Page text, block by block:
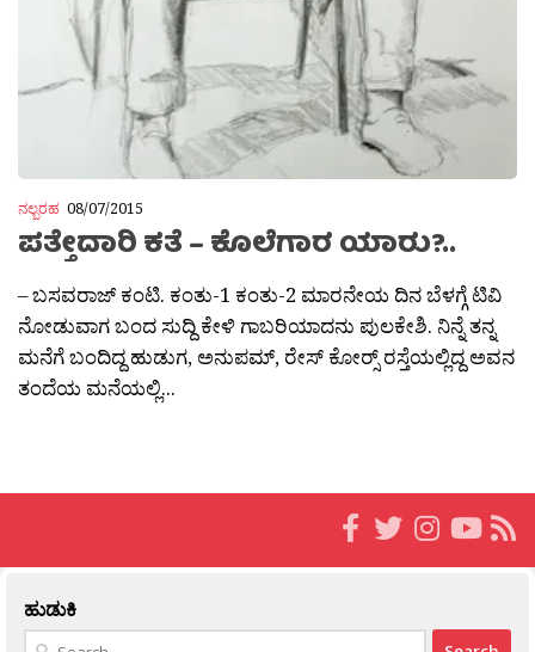
ನಲ್ಬರಹ 08/07/2015
ಪತ್ತೇದಾರಿ ಕತೆ – ಕೊಲೆಗಾರ ಯಾರು?..
– ಬಸವರಾಜ್ ಕಂಟಿ. ಕಂತು-1 ಕಂತು-2 ಮಾರನೇಯ ದಿನ ಬೆಳಗ್ಗೆ ಟಿವಿ
ನೋಡುವಾಗ ಬಂದ ಸುದ್ದಿ ಕೇಳಿ ಗಾಬರಿಯಾದನು ಪುಲಕೇಶಿ. ನಿನ್ನೆ ತನ್ನ
ಮನೆಗೆ ಬಂದಿದ್ದ ಹುಡುಗ, ಅನುಪಮ್, ರೇಸ್ ಕೋರ‍್ಸ್ ರಸ್ತೆಯಲ್ಲಿದ್ದ ಅವನ
ತಂದೆಯ ಮನೆಯಲ್ಲಿ...
ಹುಡುಕಿ
Search